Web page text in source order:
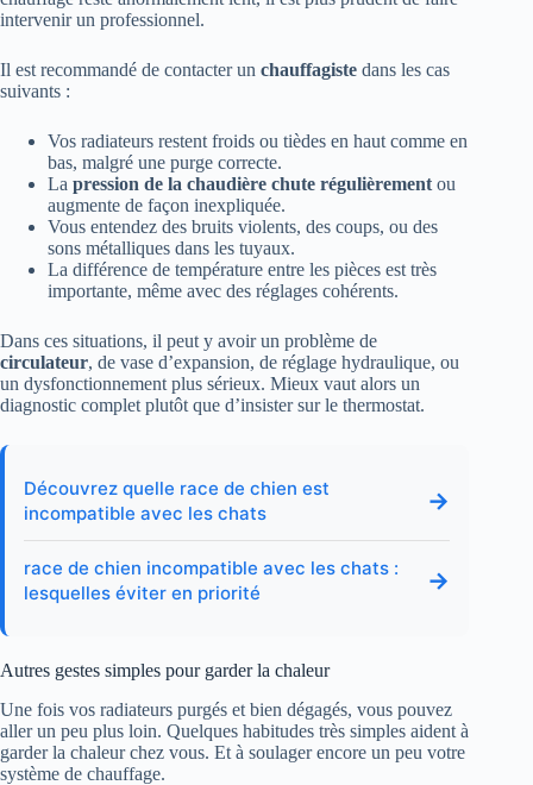
intervenir un professionnel.
Il est recommandé de contacter un chauffagiste dans les cas
suivants :
Vos radiateurs restent froids ou tièdes en haut comme en
bas, malgré une purge correcte.
La pression de la chaudière chute régulièrement ou
augmente de façon inexpliquée.
Vous entendez des bruits violents, des coups, ou des
sons métalliques dans les tuyaux.
La différence de température entre les pièces est très
importante, même avec des réglages cohérents.
Dans ces situations, il peut y avoir un problème de
circulateur, de vase d’expansion, de réglage hydraulique, ou
un dysfonctionnement plus sérieux. Mieux vaut alors un
diagnostic complet plutôt que d’insister sur le thermostat.
Découvrez quelle race de chien est
incompatible avec les chats
→
race de chien incompatible avec les chats :
lesquelles éviter en priorité
→
Autres gestes simples pour garder la chaleur
Une fois vos radiateurs purgés et bien dégagés, vous pouvez
aller un peu plus loin. Quelques habitudes très simples aident à
garder la chaleur chez vous. Et à soulager encore un peu votre
système de chauffage.